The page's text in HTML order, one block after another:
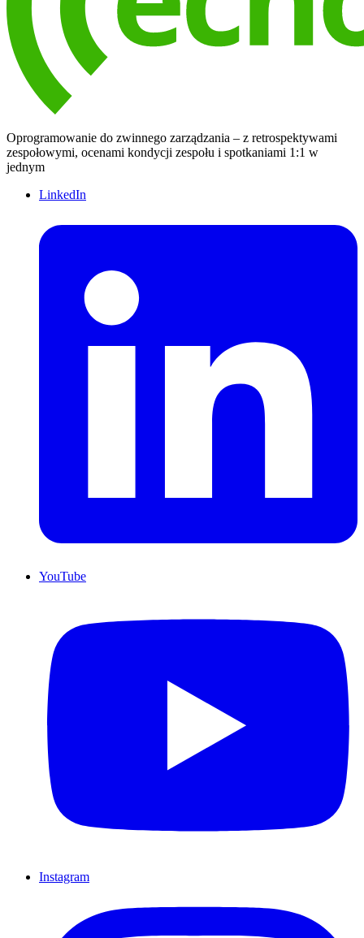
Oprogramowanie do zwinnego zarządzania – z retrospektywami
zespołowymi, ocenami kondycji zespołu i spotkaniami 1:1 w
jednym
LinkedIn
YouTube
Instagram